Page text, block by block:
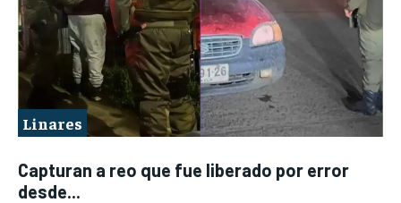
Linares
Capturan a reo que fue liberado por error
desde...